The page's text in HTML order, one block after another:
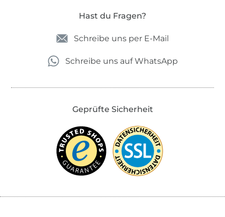
Hast du Fragen?
Schreibe uns per E-Mail
Schreibe uns auf WhatsApp
Geprüfte Sicherheit